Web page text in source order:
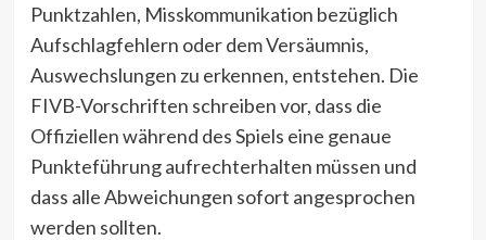
Punktzahlen, Misskommunikation bezüglich
Aufschlagfehlern oder dem Versäumnis,
Auswechslungen zu erkennen, entstehen. Die
FIVB-Vorschriften schreiben vor, dass die
Offiziellen während des Spiels eine genaue
Punkteführung aufrechterhalten müssen und
dass alle Abweichungen sofort angesprochen
werden sollten.